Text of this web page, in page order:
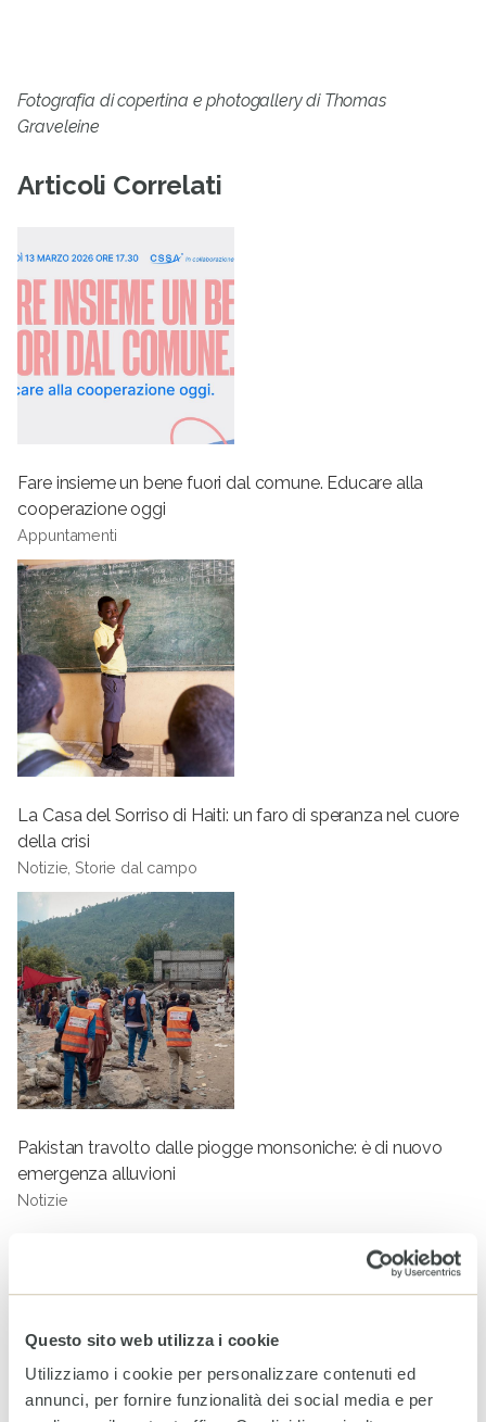
Questo sito web utilizza i cookie
Utilizziamo i cookie per personalizzare contenuti ed
annunci, per fornire funzionalità dei social media e per
Fotografia di copertina e photogallery di Thomas
Graveleine
Articoli Correlati
Fare insieme un bene fuori dal comune. Educare alla
cooperazione oggi
Appuntamenti
La Casa del Sorriso di Haiti: un faro di speranza nel cuore
della crisi
Notizie, Storie dal campo
Pakistan travolto dalle piogge monsoniche: è di nuovo
emergenza alluvioni
Notizie
ARTICOLI CORRELATI